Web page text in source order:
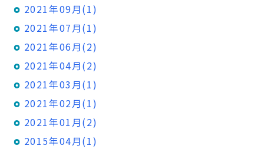
2021年09月(1)
2021年07月(1)
2021年06月(2)
2021年04月(2)
2021年03月(1)
2021年02月(1)
2021年01月(2)
2015年04月(1)